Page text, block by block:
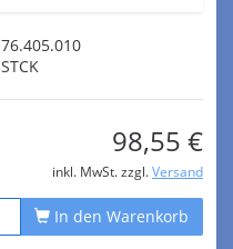
76.405.010
STCK
98,55 €
inkl. MwSt. zzgl. Versand
In den Warenkorb